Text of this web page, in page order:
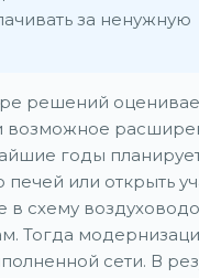
за ненужную
решений
возможное
годы
печей или открыть
в схему
Тогда
сети. В